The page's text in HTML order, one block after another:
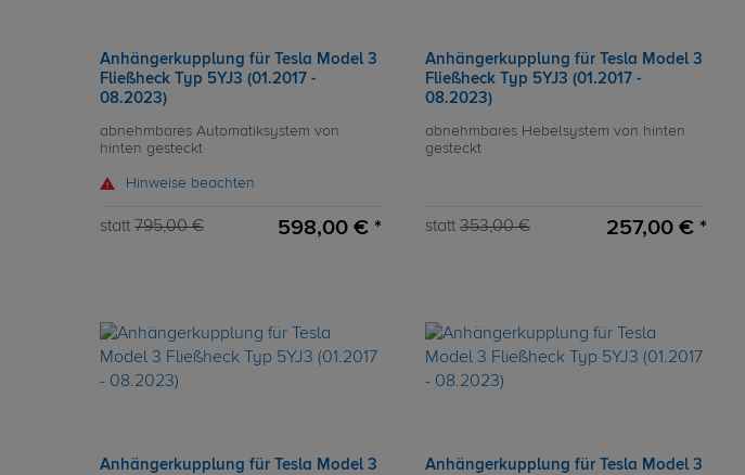
Anhängerkupplung für Tesla Model 3
Fließheck Typ 5YJ3 (01.2017 -
08.2023)
abnehmbares Automatiksystem von
hinten gesteckt
Hinweise beachten
statt 795,00 € 598,00 € *
Anhängerkupplung für Tesla Model 3
Fließheck Typ 5YJ3 (01.2017 -
08.2023)
abnehmbares Hebelsystem von hinten
gesteckt
statt 353,00 € 257,00 € *
Anhängerkupplung für Tesla Model 3
Anhängerkupplung für Tesla Model 3